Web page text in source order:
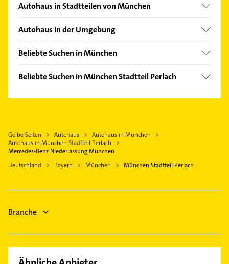
Autohaus in Stadtteilen von München
Allach
Am Hart
Aubing
Berg am Laim
Freimann
Hadern
Haidhausen
Lochhausen
Autohaus in der Umgebung
Ottobrunn
Taufkirchen Kreis München
Oberhaching
Vaterstetten
Brunnthal Kreis München
Beliebte Suchen in München
Kanalreinigung
Phoniatrie
Gartenbau & Landschaftsbau
Beliebte Suchen in München Stadtteil Perlach
Hausarzt
Allgemeinarzt
Arzt
Maler
Gelbe Seiten Autohaus
Autohaus in München
Autohaus in München Stadtteil Perlach
Mercedes-Benz Niederlassung München
Deutschland
Bayern München München Stadtteil Perlach
Branche